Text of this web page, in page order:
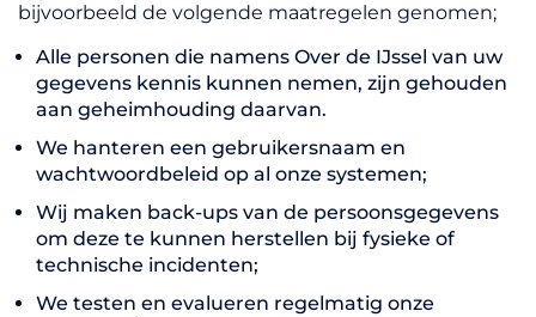
bijvoorbeeld de volgende maatregelen genomen;
Alle personen die namens Over de IJssel van uw
gegevens kennis kunnen nemen, zijn gehouden
aan geheimhouding daarvan.
We hanteren een gebruikersnaam en
wachtwoordbeleid op al onze systemen;
Wij maken back-ups van de persoonsgegevens
om deze te kunnen herstellen bij fysieke of
technische incidenten;
We testen en evalueren regelmatig onze